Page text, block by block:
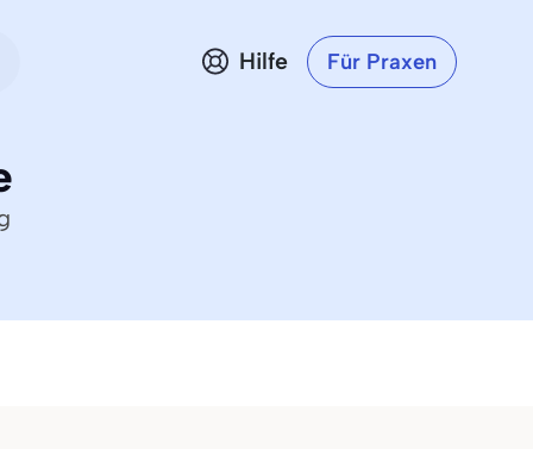
Hilfe Für Praxen